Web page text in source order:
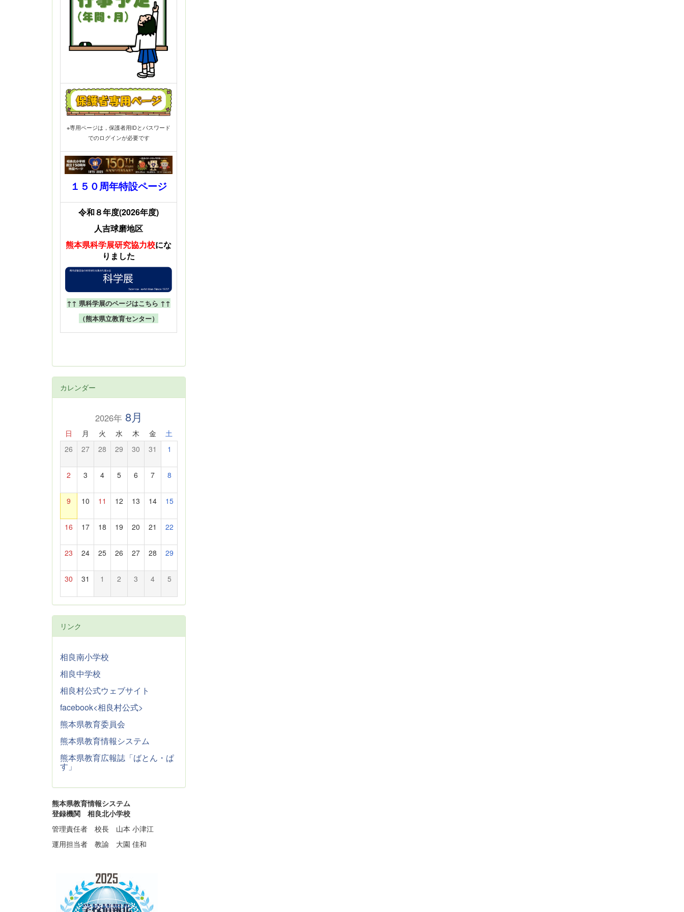
※専用ページは，保護者用IDとパスワード
でのログインが必要です
１５０周年特設ページ
令和８年度(2026年度)
人吉球磨地区
熊本県科学展研究協力校にな
りました
↑↑ 県科学展のページはこちら ↑↑
（熊本県立教育センター）
カレンダー
2026年8月
日 月 火 水 木 金 土
26 27 28 29 30 31 1
2 3 4 5 6 7 8
9 10 11 12 13 14 15
16 17 18 19 20 21 22
23 24 25 26 27 28 29
30 31 1 2 3 4 5
リンク
相良南小学校
相良中学校
相良村公式ウェブサイト
facebook<相良村公式>
熊本県教育委員会
熊本県教育情報システム
熊本県教育広報誌「ばとん・ぱ
す」
熊本県教育情報システム
登録機関 相良北小学校
管理責任者 校長 山本 小津江
運用担当者 教諭 大園 佳和